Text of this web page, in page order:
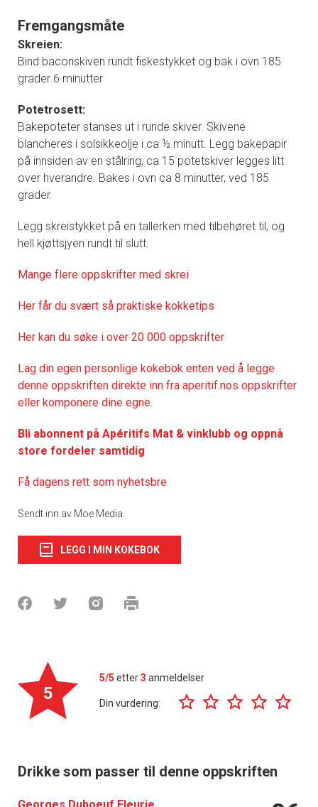
Fremgangsmåte
Skreien:
Bind baconskiven rundt fiskestykket og bak i ovn 185
grader 6 minutter
Potetrosett:
Bakepoteter stanses ut i runde skiver. Skivene
blancheres i solsikkeolje i ca ½ minutt. Legg bakepapir
på innsiden av en stålring, ca 15 potetskiver legges litt
over hverandre. Bakes i ovn ca 8 minutter, ved 185
grader.
Legg skreistykket på en tallerken med tilbehøret til, og
hell kjøttsjyen rundt til slutt.
Mange flere oppskrifter med skrei
Her får du svært så praktiske kokketips
Her kan du søke i over 20 000 oppskrifter
Lag din egen personlige kokebok enten ved å legge
denne oppskriften direkte inn fra aperitif.nos oppskrifter
eller komponere dine egne.
Bli abonnent på Apéritifs Mat & vinklubb og oppnå
store fordeler samtidig
Få dagens rett som nyhetsbre
Sendt inn av Moe Media
LEGG I MIN KOKEBOK
5
5/5 etter3 anmeldelser
Din vurdering:
Drikke som passer til denne oppskriften